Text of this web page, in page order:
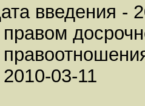
введения -
правом
2010-03-11